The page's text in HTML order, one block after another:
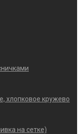
хлопковое кружево
на сетке)